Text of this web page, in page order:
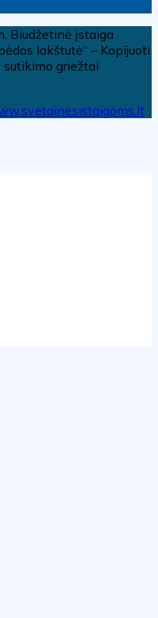
Biudžetinė įstaiga
lakštutė“ – Kopijuoti
griežtai